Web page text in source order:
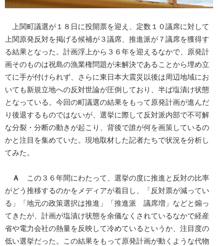
上関町議選が１８日に投開票を迎え、定数１０議席に対して
上関原発反対を掲げる候補が３議席、推進派が７議席を獲得す
る結果となった。計画浮上から３６年を迎えるなかで、原発計
画そのものは祝島の漁業権問題が未解決であることから埋め立
てに手が付けられず、さらに東日本大震災以後は周辺地域にお
いても新規立地への反対世論が圧倒しており、半ば塩漬け状態
となっている。今回の町議選の結果をもって原発計画が進んだ
り後退するものではないが、選挙に際して反対派内部で不可解
な分裂・分断の動きが起こり、背後で誰が何を画策しているの
かと注目を集めていた。現地取材した記者たちで状況を分析し
てみた。
Ａ
この３６年間にわたって、選挙の度に推進と反対の比率
がどう推移するのかをメディアが着目し、「反対票が減ってい
る」「地元の政策選択は推進」「推進派 議席増」などと煽っ
てきたが、計画が塩漬け状態を余儀なくされているなかで経産
省や電力会社の熱量を反映して冷めているというか、注目度の
低い選挙だった。この結果をもって原発計画が動くような代物